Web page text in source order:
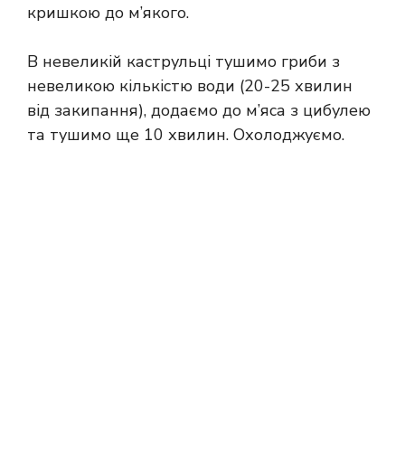
кришкою до м’якого.
В невеликій каструльці тушимо гриби з
невеликою кількістю води (20-25 хвилин
від закипання), додаємо до м’яса з цибулею
та тушимо ще 10 хвилин. Охолоджуємо.